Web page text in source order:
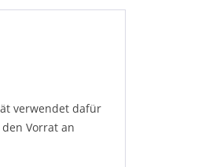
verwendet dafür
Vorrat an